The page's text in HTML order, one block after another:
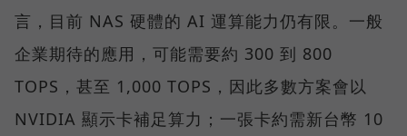
言，目前 NAS 硬體的 AI 運算能力仍有限。一般
企業期待的應用，可能需要約 300 到 800
TOPS，甚至 1,000 TOPS，因此多數方案會以
NVIDIA 顯示卡補足算力；一張卡約需新台幣 10